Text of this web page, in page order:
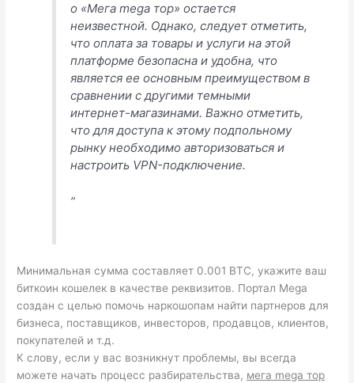
о «Мега mega тор» остается
неизвестной. Однако, следует отметить,
что оплата за товары и услуги на этой
платформе безопасна и удобна, что
является ее основным преимуществом в
сравнении с другими темными
интернет-магазинами. Важно отметить,
что для доступа к этому подпольному
рынку необходимо авторизоваться и
настроить VPN-подключение.
”
Минимальная сумма составляет 0.001 BTC, укажите ваш
биткоин кошелек в качестве реквизитов. Портал Mega
создан с целью помочь наркошопам найти партнеров для
бизнеса, поставщиков, инвесторов, продавцов, клиентов,
покупателей и т.д.
К слову, если у вас возникнут проблемы, вы всегда
можете начать процесс разбирательства, мега mega тор